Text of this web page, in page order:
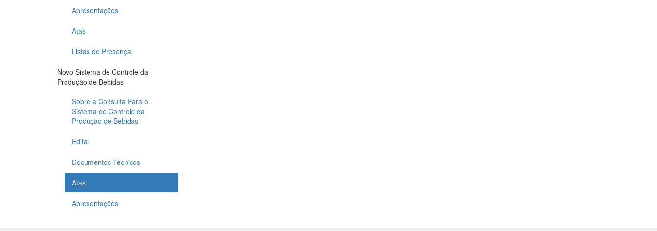
Apresentações
Atas
Listas de Presença
Novo Sistema de Controle da
Produção de Bebidas
Sobre a Consulta Para o
Sistema de Controle da
Produção de Bebidas
Edital
Documentos Técnicos
Atas
Apresentações